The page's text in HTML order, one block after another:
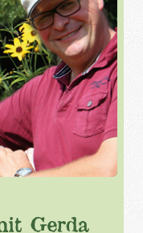
Gerda